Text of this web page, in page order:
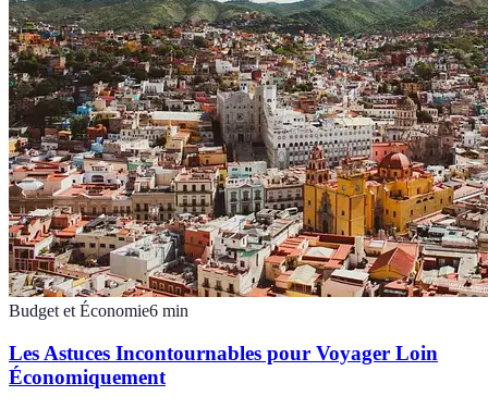
Budget et Économie6 min
Les Astuces Incontournables pour Voyager Loin
Économiquement